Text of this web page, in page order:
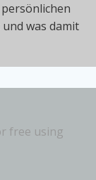
was damit
free using